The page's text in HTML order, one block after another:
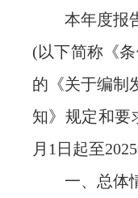
本年度报
(以下简称《
的《关于编制
知》规定和要
月1日起至
一、总体